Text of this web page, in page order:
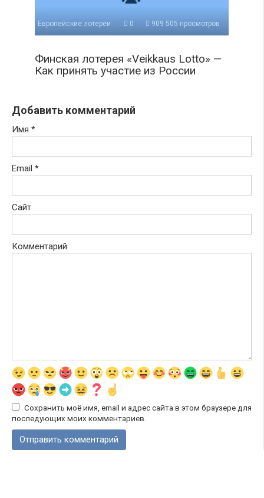
Европейские лотереи 0 909 505 просмотров
Финская лотерея «Veikkaus Lotto» —
Как принять участие из России
Добавить комментарий
Имя *
Email *
Сайт
Комментарий
Сохранить моё имя, email и адрес сайта в этом браузере для
последующих моих комментариев.